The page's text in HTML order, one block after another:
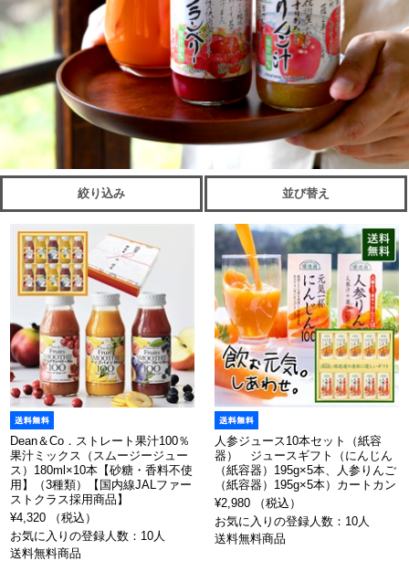
絞り込み 並び替え
Dean＆Co．ストレート果汁100％
果汁ミックス（スムージージュー
ス）180ml×10本【砂糖・香料不使
用】（3種類）【国内線JALファー
ストクラス採用商品】
¥4,320 （税込）
お気に入りの登録人数：10人
送料無料商品
人参ジュース10本セット（紙容
器） ジュースギフト（にんじん
（紙容器）195g×5本、人参りんご
（紙容器）195g×5本）カートカン
¥2,980 （税込）
お気に入りの登録人数：10人
送料無料商品